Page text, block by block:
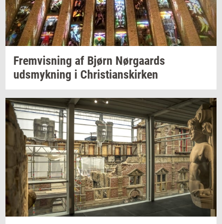
Frem­vis­ning af Bjørn Nør­gaards
udsmyk­ning i Chri­sti­anskir­ken